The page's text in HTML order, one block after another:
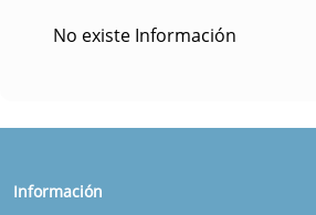
No existe Información
Información